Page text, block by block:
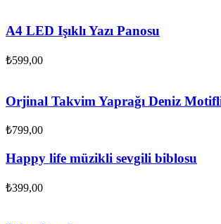
A4 LED Işıklı Yazı Panosu
₺599,00
Orjinal Takvim Yaprağı Deniz
₺799,00
Happy life müzikli sevgili biblosu
₺399,00